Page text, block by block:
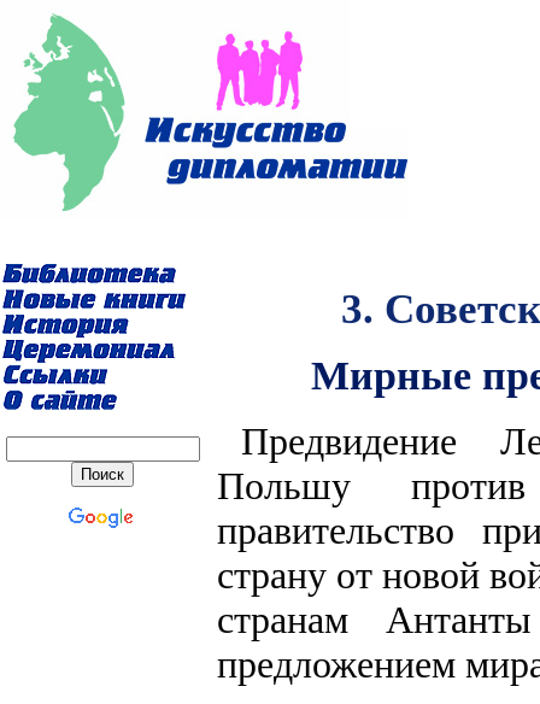
3.
Мирные
Предвидение
Польшу
правительство
страну от новой
странам
предложением